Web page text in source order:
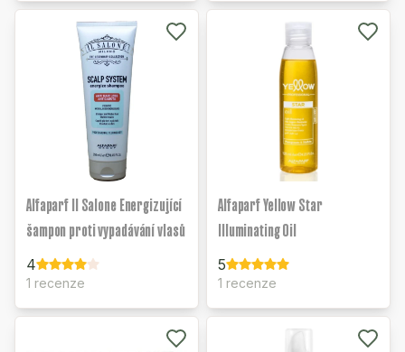
Alfaparf Il Salone Energizující
šampon proti vypadávání vlasů
4
1 recenze
Alfaparf Yellow Star
Illuminating Oil
5
1 recenze